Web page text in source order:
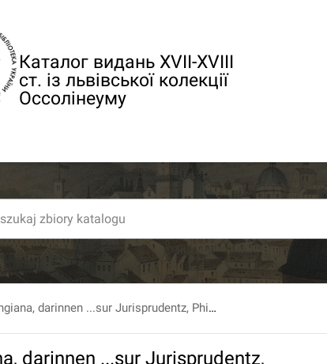
Каталог видань XVII-XVIII
ст. із львівської колекції
Оссолінеуму
Gundlingiana, darinnen ...sur Jurisprudentz, Philosophie...Gelehrsamkeit...Sachen abgehandelt werden... T. 38
darinnen ...sur Jurisprudentz,